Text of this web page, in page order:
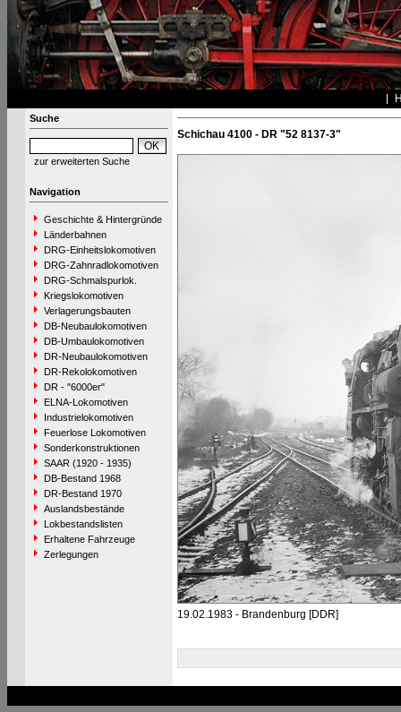
Suche
zur erweiterten Suche
Navigation
Geschichte & Hintergründe
Länderbahnen
DRG-Einheitslokomotiven
DRG-Zahnradlokomotiven
DRG-Schmalspurlok.
Kriegslokomotiven
Verlagerungsbauten
DB-Neubaulokomotiven
DB-Umbaulokomotiven
DR-Neubaulokomotiven
DR-Rekolokomotiven
DR - "6000er"
ELNA-Lokomotiven
Industrielokomotiven
Feuerlose Lokomotiven
Sonderkonstruktionen
SAAR (1920 - 1935)
DB-Bestand 1968
DR-Bestand 1970
Auslandsbestände
Lokbestandslisten
Erhaltene Fahrzeuge
Zerlegungen
Schichau 4100 - DR "52 8137-3"
19.02.1983 - Brandenburg [DDR]